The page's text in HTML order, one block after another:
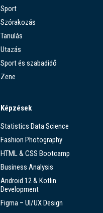
Sport
Szórakozás
Tanulás
Utazás
Sport és szabadidő
Zene
Képzések
Statistics Data Science
Fashion Photography
HTML & CSS Bootcamp
Business Analysis
Android 12 & Kotlin
Development
Figma – UI/UX Design